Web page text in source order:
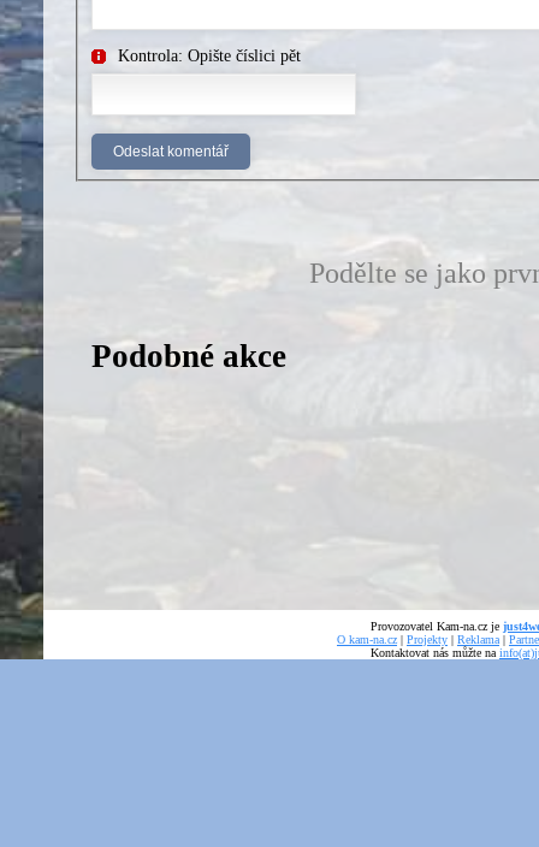
Kontrola: Opište číslici pět
Podělte se jako
Podobné akce
Provozovatel Kam-na.cz je
O kam-na.cz | Projekty | Reklama |
Kontaktovat nás můžte na